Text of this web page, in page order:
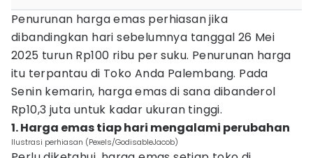
Penurunan harga emas perhiasan jika
dibandingkan hari sebelumnya tanggal 26 Mei
2025 turun Rp100 ribu per suku. Penurunan harga
itu terpantau di Toko Anda Palembang. Pada
Senin kemarin, harga emas di sana dibanderol
Rp10,3 juta untuk kadar ukuran tinggi.
1. Harga emas tiap hari mengalami perubahan
Ilustrasi perhiasan (Pexels/GodisableJacob)